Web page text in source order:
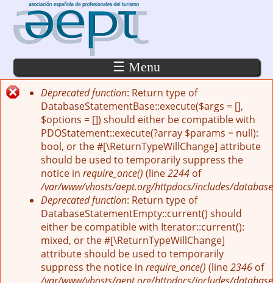
Pasar al contenido principal
☰ Menu
Mensaje de error
Deprecated function: Return type of
DatabaseStatementBase::execute($args = [],
$options = []) should either be compatible with
PDOStatement::execute(?array $params = null):
bool, or the #[\ReturnTypeWillChange] attribute
should be used to temporarily suppress the
notice in require_once() (line2244 of
/var/www/vhosts/aept.org/httpdocs/includes/
Deprecated function: Return type of
DatabaseStatementEmpty::current() should
either be compatible with Iterator::current():
mixed, or the #[\ReturnTypeWillChange]
attribute should be used to temporarily
suppress the notice in require_once() (line2346 of